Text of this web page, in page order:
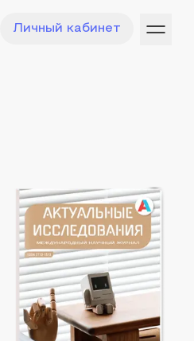
Личный кабинет